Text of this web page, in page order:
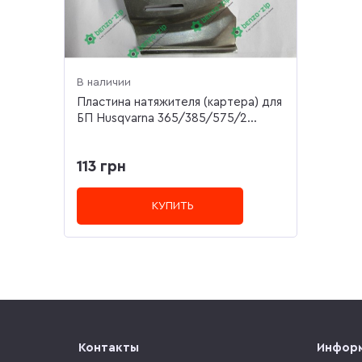
В наличии
Пластина натяжителя (картера) для
БП Husqvarna 365/385/575/2...
113 грн
КУПИТЬ
Контакты